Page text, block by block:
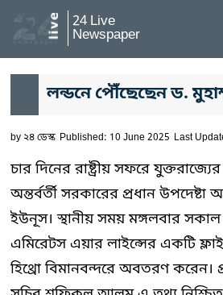
24 Live
Newspaper
লন্ডনে পৌঁছেছেন ড.
by২৪ ডেস্ক Published: 10 June 2025 Last
চার দিনের রাষ্ট্রীয় সফরে
অন্তর্বর্তী সরকারের প্রধান
ইউনূস। স্থানীয় সময় মঙ্গলবার সকাল
এমিরেটস এয়ার লাইন্সের একটি
হিথ্রো বিমানবন্দরে অবতরণ করেন।